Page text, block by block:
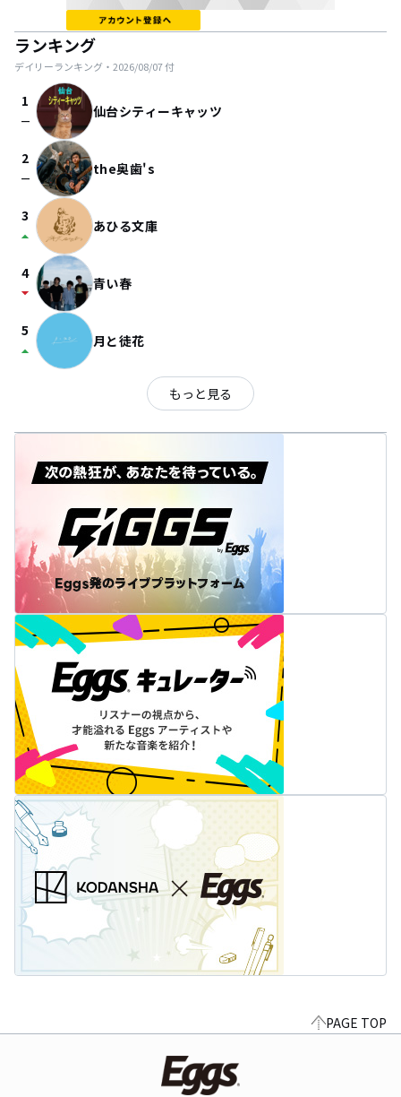
ランキング
デイリーランキング・ 2026/08/07付
1
check_indeterminate_small 仙台シティーキャッツ
2
check_indeterminate_small the奥歯's
3
arrow_drop_up あひる文庫
4
arrow_drop_down 青い春
5
arrow_drop_up 月と徒花
もっと見る
PAGE TOP